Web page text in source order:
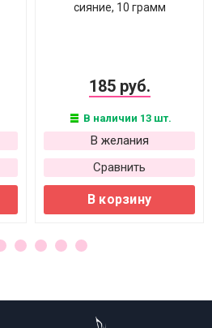
сияние, 10 грамм
185 руб.
В наличии 13 шт.
В желания
Сравнить
В корзину